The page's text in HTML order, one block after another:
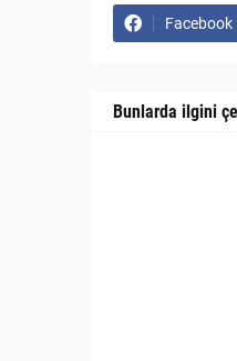
Facebook
Bunlarda ilgini